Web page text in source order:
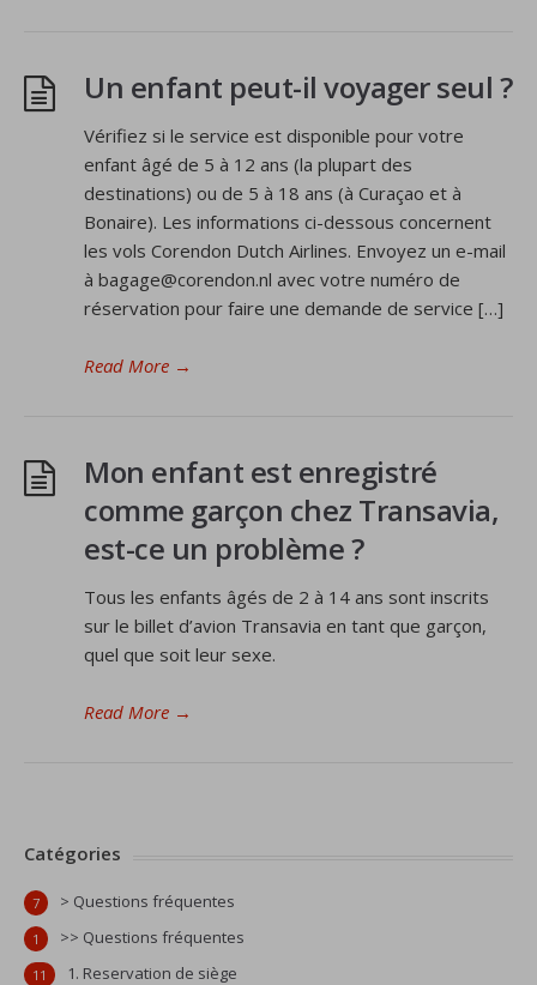
Un enfant peut-il voyager seul ?
Vérifiez si le service est disponible pour votre
enfant âgé de 5 à 12 ans (la plupart des
destinations) ou de 5 à 18 ans (à Curaçao et à
Bonaire). Les informations ci-dessous concernent
les vols Corendon Dutch Airlines. Envoyez un e-mail
à bagage@corendon.nl avec votre numéro de
réservation pour faire une demande de service […]
Read More →
Mon enfant est enregistré
comme garçon chez Transavia,
est-ce un problème ?
Tous les enfants âgés de 2 à 14 ans sont inscrits
sur le billet d’avion Transavia en tant que garçon,
quel que soit leur sexe.
Read More →
Catégories
> Questions fréquentes
7
>> Questions fréquentes
1
1. Reservation de siège
11